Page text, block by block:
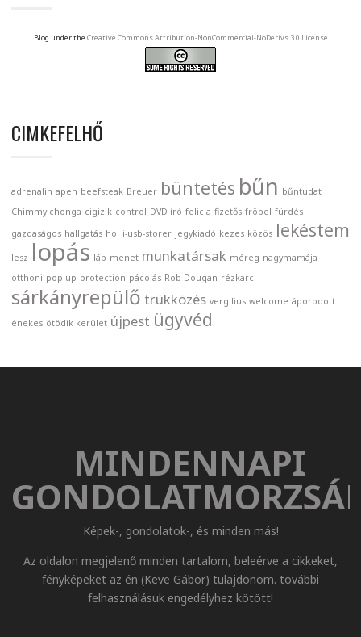
Blog under the Creative Commons Attribution-NonCommercial-NoDerivs 3.0 License
CIMKEFELHŐ
adrenalin apeh beefsteak Breuer büntetés bűn bűntudat
Chimmy chonga cigizik control DVD író felicia fizetős fröbel fürdés
gazdaságos hallgatás hol i-usb-storer jegykiadó kezes közös lekéstem
lesz lopás láb menet munkatársak méreg nagymamája
otthoni pop-up protection pácolás Rob Dougan rézkarc
sárkányrepülő trükközés vergilius welcome áporodott
énekes ötödik kerület újpest ügyvéd
MINDENNAPI
Képek-, gondolatok-, és minden más!
Az oldalon megjelenő minden tartalom, beleérve a cikkeket,
fényképeket az én (Keve Gábor) tulajdonom. további
felhasználásuk engedélyhez kötött!